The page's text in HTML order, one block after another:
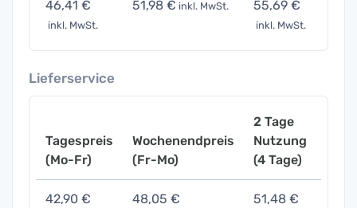
46,41 €
inkl. MwSt.
51,98 € inkl. MwSt. 55,69 €
inkl. MwSt.
Lieferservice
Tagespreis
(Mo-Fr)
Wochenendpreis
(Fr-Mo)
2 Tage
Nutzung
(4 Tage)
42,90 € 48,05 € 51,48 €